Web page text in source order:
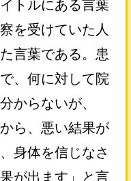
トルにある言葉
を受けていた人
言葉である。患
、何に対して院
からないが、
ら、悪い結果が
身体を信じなさ
が出ます」と言